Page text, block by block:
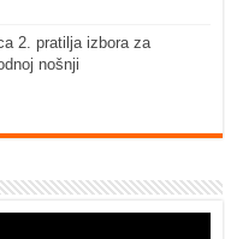
2. pratilja izbora za
nošnji